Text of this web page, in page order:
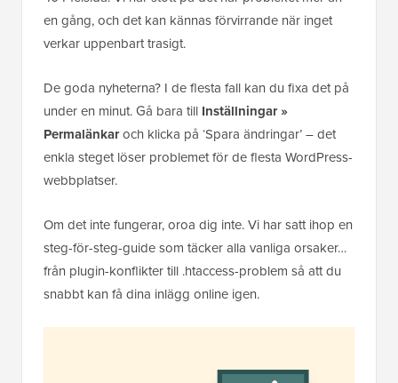
en gång, och det kan kännas förvirrande när inget
verkar uppenbart trasigt.
De goda nyheterna? I de flesta fall kan du fixa det på
under en minut. Gå bara till Inställningar »
Permalänkaroch klicka på ‘Spara ändringar’ – det
enkla steget löser problemet för de flesta WordPress-
webbplatser.
Om det inte fungerar, oroa dig inte. Vi har satt ihop en
steg-för-steg-guide som täcker alla vanliga orsaker…
från plugin-konflikter till .htaccess-problem så att du
snabbt kan få dina inlägg online igen.